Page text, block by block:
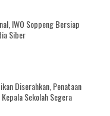
IWO Soppeng Bersiap
Siber
Diserahkan, Penataan
Sekolah Segera